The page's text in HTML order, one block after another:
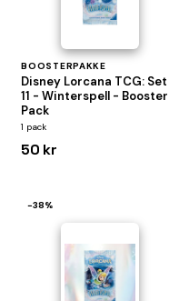
BOOSTERPAKKE
Disney Lorcana TCG: Set
11 - Winterspell - Booster
Pack
1 pack
50 kr
−38%